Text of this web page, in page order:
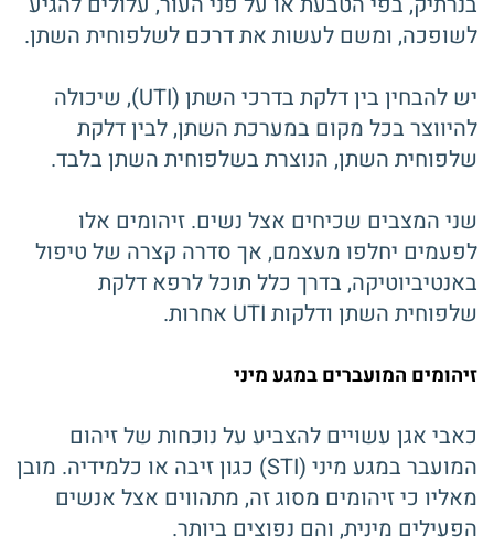
לשופכה, ומשם לעשות את דרכם לשלפוחית ​​השתן.
יש להבחין בין דלקת בדרכי השתן (UTI), שיכולה
להיווצר בכל מקום במערכת השתן, לבין דלקת
שלפוחית ​​השתן, הנוצרת בשלפוחית ​​השתן בלבד.
שני המצבים שכיחים אצל נשים. זיהומים אלו
לפעמים יחלפו מעצמם, אך סדרה קצרה של טיפול
באנטיביוטיקה, בדרך כלל תוכל לרפא דלקת
שלפוחית ​​השתן ודלקות UTI אחרות.
זיהומים המועברים במגע מיני
כאבי אגן עשויים להצביע על נוכחות של זיהום
המועבר במגע מיני (STI) כגון זיבה או כלמידיה. מובן
מאליו כי זיהומים מסוג זה, מתהווים אצל אנשים
הפעילים מינית, והם נפוצים ביותר.